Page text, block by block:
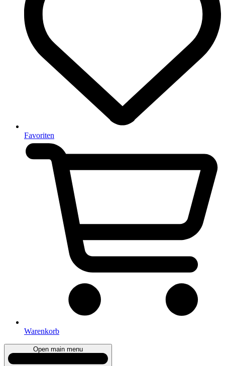
Favoriten
Warenkorb
Open main menu